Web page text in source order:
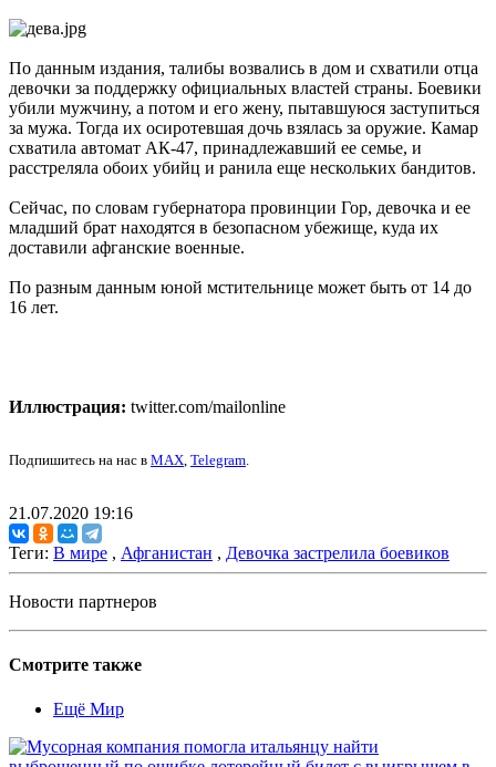
По данным издания, талибы возвались в дом и схватили отца
девочки за поддержку официальных властей страны. Боевики
убили мужчину, а потом и его жену, пытавшуюся заступиться
за мужа. Тогда их осиротевшая дочь взялась за оружие. Камар
схватила автомат АК-47, принадлежавший ее семье, и
расстреляла обоих убийц и ранила еще нескольких бандитов.
Сейчас, по словам губернатора провинции Гор, девочка и ее
младший брат находятся в безопасном убежище, куда их
доставили афганские военные.
По разным данным юной мстительнице может быть от 14 до
16 лет.
Иллюстрация: twitter.com/mailonline
Подпишитесь на нас в MAX, Telegram.
21.07.2020 19:16
Теги: В мире , Афганистан , Девочка застрелила боевиков
Новости партнеров
Смотрите также
Ещё Мир